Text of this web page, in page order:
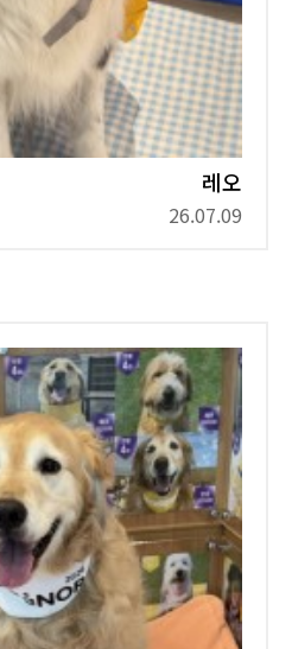
레오
26.07.09